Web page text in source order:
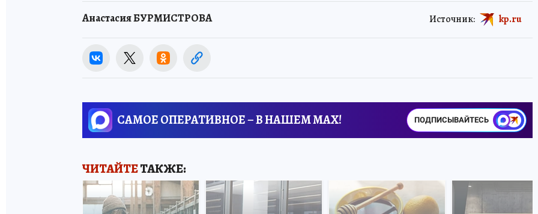
Анастасия БУРМИСТРОВА Источник: kp.ru
САМОЕ ОПЕРАТИВНОЕ – В НАШЕМ MAX! ПОДПИСЫВАЙТЕСЬ
ЧИТАЙТЕТАКЖЕ: